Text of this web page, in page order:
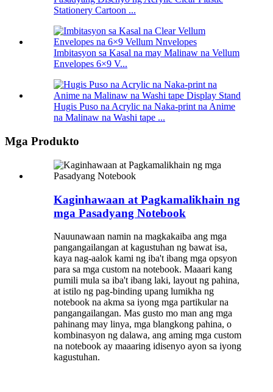
Stationery Cartoon ...
Imbitasyon sa Kasal na may Malinaw na Vellum
Envelopes 6×9 V...
Hugis Puso na Acrylic na Naka-print na Anime
na Malinaw na Washi tape ...
Mga Produkto
Kaginhawaan at Pagkamalikhain ng
mga Pasadyang Notebook
Nauunawaan namin na magkakaiba ang mga
pangangailangan at kagustuhan ng bawat isa,
kaya nag-aalok kami ng iba't ibang mga opsyon
para sa mga custom na notebook. Maaari kang
pumili mula sa iba't ibang laki, layout ng pahina,
at istilo ng pag-binding upang lumikha ng
notebook na akma sa iyong mga partikular na
pangangailangan. Mas gusto mo man ang mga
pahinang may linya, mga blangkong pahina, o
kombinasyon ng dalawa, ang aming mga custom
na notebook ay maaaring idisenyo ayon sa iyong
kagustuhan.